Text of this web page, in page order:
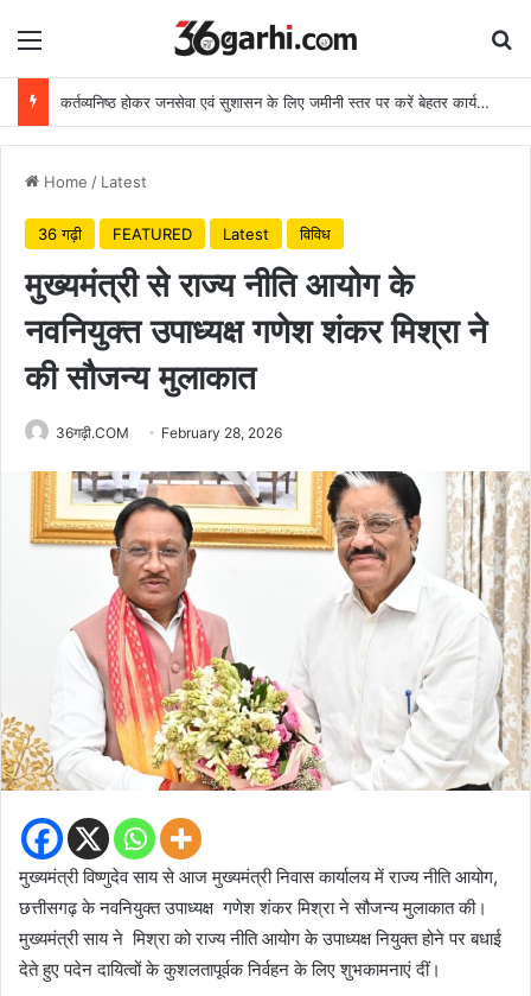
Menu
कर्तव्यनिष्ठ होकर जनसेवा एवं सुशासन के लिए जमीनी स्तर पर करें बेहतर कार्य: मुख्यमंत्री
Home / Latest
36 गढ़ी FEATURED Latest विविध
मुख्यमंत्री से राज्य नीति आयोग के
नवनियुक्त उपाध्यक्ष गणेश शंकर मिश्रा ने
की सौजन्य मुलाकात
36गढ़ी.COM February 28, 2026
मुख्यमंत्री विष्णुदेव साय से आज मुख्यमंत्री निवास कार्यालय में राज्य नीति आयोग,
छत्तीसगढ़ के नवनियुक्त उपाध्यक्ष गणेश शंकर मिश्रा ने सौजन्य मुलाकात की।
मुख्यमंत्री साय ने मिश्रा को राज्य नीति आयोग के उपाध्यक्ष नियुक्त होने पर बधाई
देते हुए पदेन दायित्वों के कुशलतापूर्वक निर्वहन के लिए शुभकामनाएं दीं।